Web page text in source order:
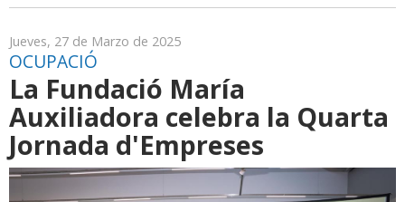
Jueves, 27 de Marzo de 2025
OCUPACIÓ
La Fundació María
Auxiliadora celebra la Quarta
Jornada d'Empreses